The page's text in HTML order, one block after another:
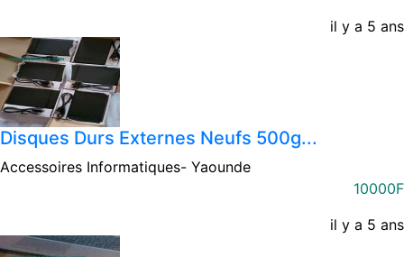
il y a 5 ans
Disques Durs Externes Neufs 500g...
Accessoires Informatiques- Yaounde
10000F
il y a 5 ans